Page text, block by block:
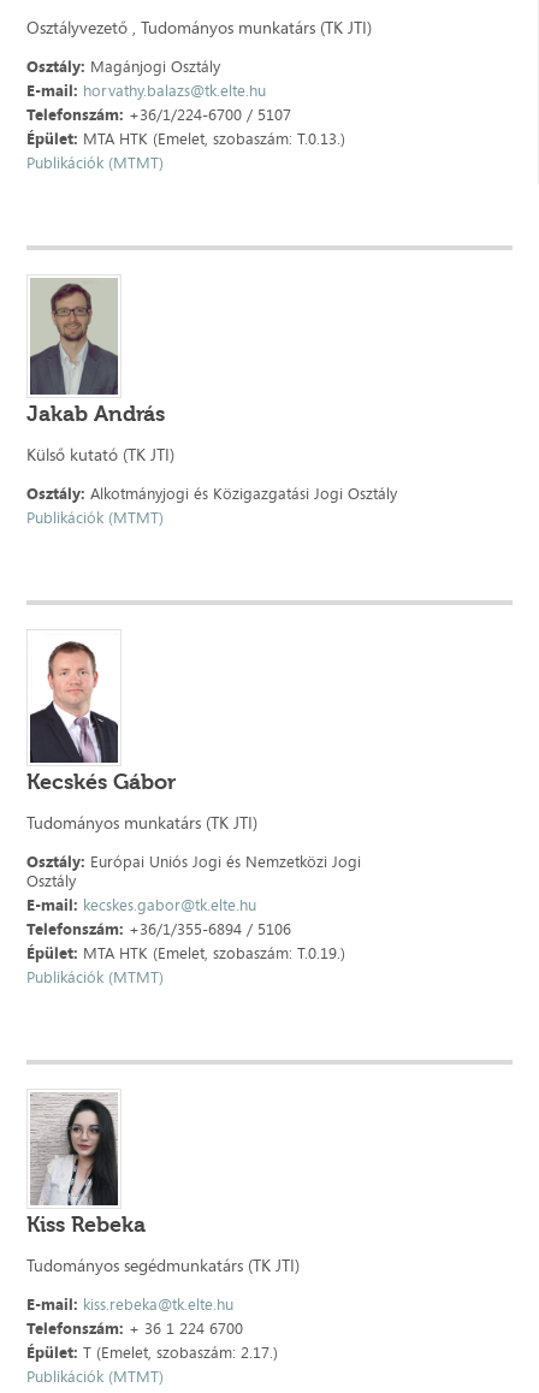
Osztályvezető , Tudományos munkatárs (TK JTI)
Osztály: Magánjogi Osztály
E-mail: horvathy.balazs@tk.elte.hu
Telefonszám: +36/1/224-6700 / 5107
Épület: MTA HTK (Emelet, szobaszám: T.0.13.)
Publikációk (MTMT)
Jakab András
Külső kutató (TK JTI)
Osztály: Alkotmányjogi és Közigazgatási Jogi Osztály
Publikációk (MTMT)
Kecskés Gábor
Tudományos munkatárs (TK JTI)
Osztály: Európai Uniós Jogi és Nemzetközi Jogi
Osztály
E-mail: kecskes.gabor@tk.elte.hu
Telefonszám: +36/1/355-6894 / 5106
Épület: MTA HTK (Emelet, szobaszám: T.0.19.)
Publikációk (MTMT)
Kiss Rebeka
Tudományos segédmunkatárs (TK JTI)
E-mail: kiss.rebeka@tk.elte.hu
Telefonszám: + 36 1 224 6700
Épület: T (Emelet, szobaszám: 2.17.)
Publikációk (MTMT)